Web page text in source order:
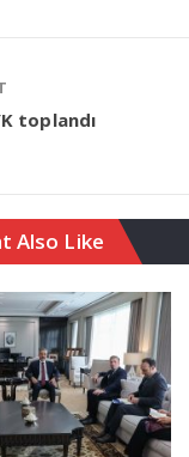
toplandı
Also Like